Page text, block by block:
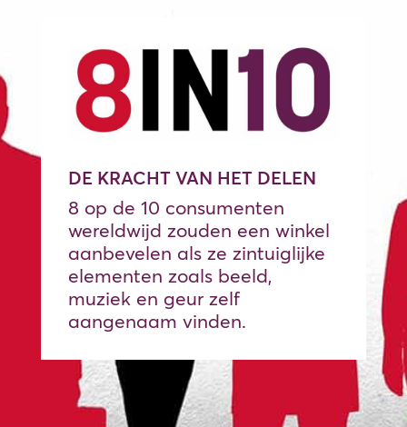
DE KRACHT VAN HET DELEN
8 op de 10 consumenten
wereldwijd zouden een winkel
aanbevelen als ze zintuiglijke
elementen zoals beeld,
muziek en geur zelf
aangenaam vinden.